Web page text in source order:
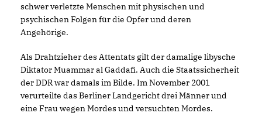
schwer verletzte Menschen mit physischen und
psychischen Folgen für die Opfer und deren
Angehörige.
Als Drahtzieher des Attentats gilt der damalige libysche
Diktator Muammar al Gaddafi. Auch die Staatssicherheit
der DDR war damals im Bilde. Im November 2001
verurteilte das Berliner Landgericht drei Männer und
eine Frau wegen Mordes und versuchten Mordes.